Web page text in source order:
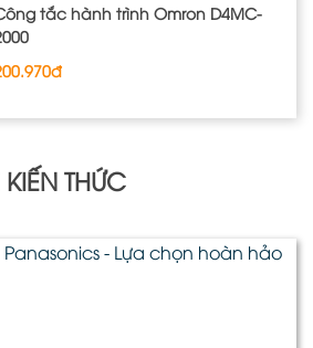
tắc hành trình Omron D4MC‐
THỨC